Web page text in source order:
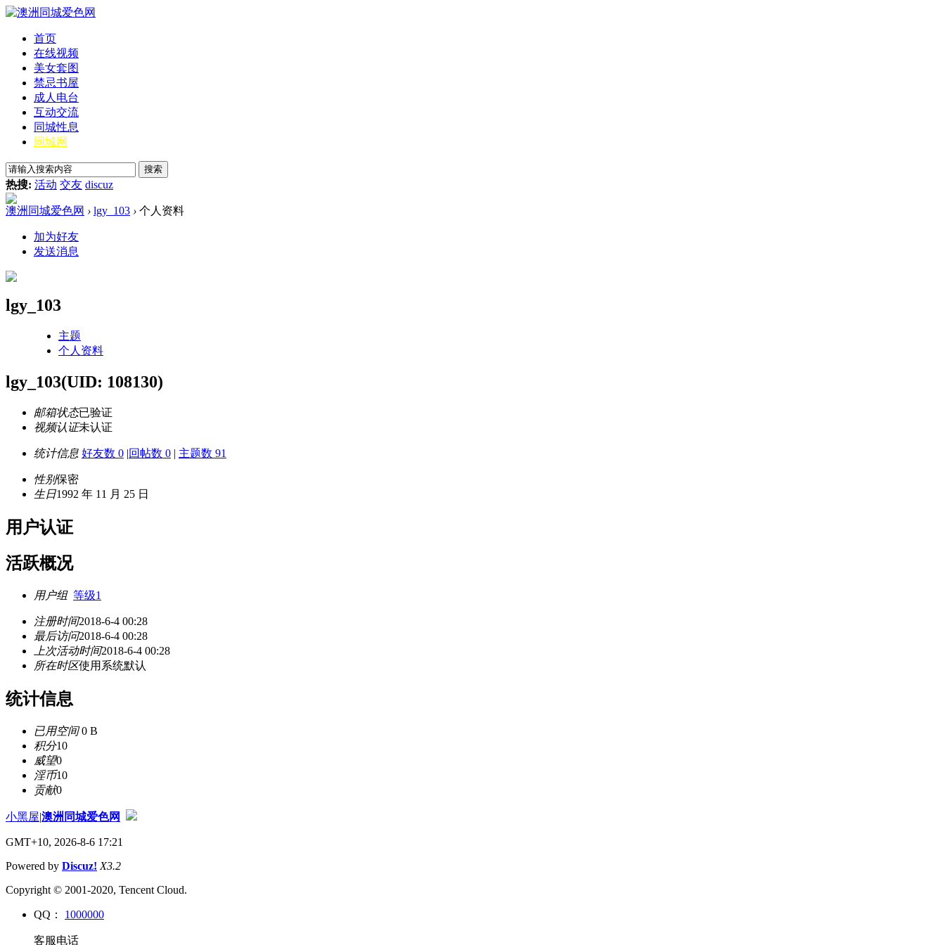
首页
在线视频
美女套图
禁忌书屋
成人电台
互动交流
同城性息
同城网
搜索
热搜: 活动 交友 discuz
澳洲同城爱色网 › lgy_103 › 个人资料
加为好友
发送消息
lgy_103
主题
个人资料
lgy_103(UID: 108130)
邮箱状态已验证
视频认证未认证
统计信息 好友数 0 |回帖数 0 | 主题数 91
性别保密
生日1992 年 11 月 25 日
用户认证
活跃概况
用户组 等级1
注册时间2018-6-4 00:28
最后访问2018-6-4 00:28
上次活动时间2018-6-4 00:28
所在时区使用系统默认
统计信息
已用空间0 B
积分10
威望0
淫币10
贡献0
小黑屋|澳洲同城爱色网
GMT+10, 2026-8-6 17:21
Powered by Discuz! X3.2
Copyright © 2001-2020, Tencent Cloud.
QQ： 1000000
客服电话